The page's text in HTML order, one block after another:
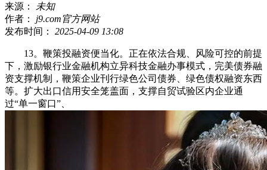
来源：
未知
作者： j9.com官方网站
发布时间： 2025-04-09 13:08
13。鞭策投融资便当化。正在依法合规、风险可控的前提
下，激励银行业金融机构立异科技金融办事模式，完美债券融
资支撑机制，鞭策企业刊行绿色公司债券、绿色债权融资东西
等。扩大出口信用安全笼盖面，支撑自贸试验区内企业通
过“单一窗口”、